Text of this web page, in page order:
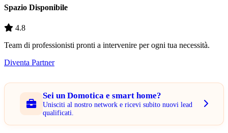
Spazio Disponibile
4.8
Team di professionisti pronti a intervenire per ogni tua necessità.
Diventa Partner
Sei un Domotica e smart home?
Unisciti al nostro network e ricevi subito nuovi lead
qualificati.